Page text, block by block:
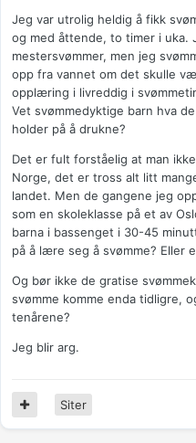
Jeg var utrolig heldig å fikk
og med åttende, to timer i uka.
mestersvømmer, men jeg
opp fra vannet om det skulle
opplæring i livreddig i
Vet svømmedyktige barn hva
holder på å drukne?
Det er fult forståelig at man
Norge, det er tross alt litt
landet. Men de gangene jeg
som en skoleklasse på et av
barna i bassenget i 30-45
på å lære seg å svømme? Eller
Og bør ikke de gratise
svømme komme enda tidligre,
tenårene?
Jeg blir arg.
Siter